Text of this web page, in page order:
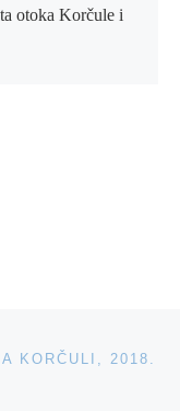
otoka Korčule i
KORČULI, 2018.